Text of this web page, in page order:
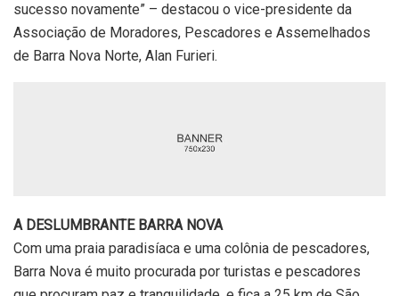
sucesso novamente” – destacou o vice-presidente da
Associação de Moradores, Pescadores e Assemelhados
de Barra Nova Norte, Alan Furieri.
A DESLUMBRANTE BARRA NOVA
Com uma praia paradisíaca e uma colônia de pescadores,
Barra Nova é muito procurada por turistas e pescadores